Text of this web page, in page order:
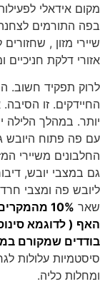
מקום אידאלי
בפה התורמים
שיירי מזון ,
אזורי דלקת חניכיים
לרוק תפקיד חשוב.
החיידקים. זו
יותר. במהלך הלילה
עם פה פתוח היובש
החלבונים משיירי
גם במצבי יובש,
ליובש פה ומצבי
שאר
10%
האף ( לדוגמא
בודדים שמקורם
סיסטמיות עלולות
ומחלות כליה.